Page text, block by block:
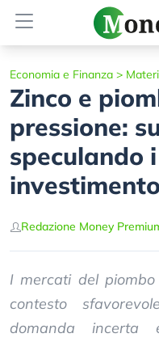
Economia e Finanza >
Zinco e
pressione:
speculando
Redazione Money
I mercati del
contesto
domanda incerta